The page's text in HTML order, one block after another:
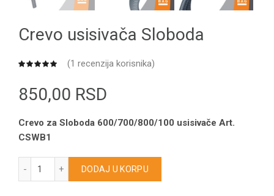
Crevo usisivača Sloboda
(1 recenzija korisnika)
850,00 RSD
Crevo za Sloboda 600/700/800/100 usisivače Art.
CSWB1
Crevo usisivača Sloboda količina
DODAJ U KORPU